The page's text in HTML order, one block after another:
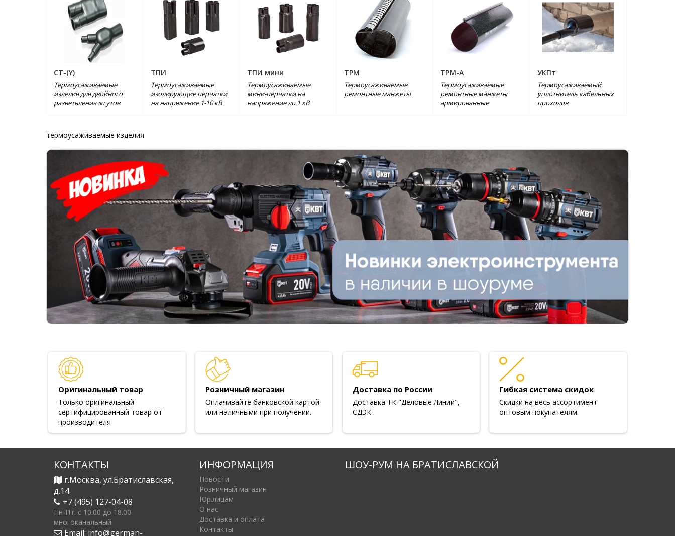
СТ-(Y)
Термоусаживаемые
изделия для двойного
разветвления жгутов
ТПИ
Термоусаживаемые
изолирующие перчатки
на напряжение 1-10 кВ
ТПИ мини
Термоусаживаемые
мини-перчатки на
напряжение до 1 кВ
ТРМ
Термоусаживаемые
ремонтные манжеты
ТРМ-А
Термоусаживаемые
ремонтные манжеты
армированные
УКПт
Термоусаживаемый
уплотнитель кабельных
проходов
термоусаживаемые изделия
Оригинальный товар
Только оригинальный
сертифицированный товар от
производителя
Розничный магазин
Оплачивайте банковской картой
или наличными при получении.
Доставка по России
Доставка ТК "Деловые Линии",
СДЭК
Гибкая система скидок
Скидки на весь ассортимент
оптовым покупателям.
КОНТАКТЫ
г.Москва, ул.Братиславская,
д.14
+7 (495) 127-04-08
Пн-Пт: c 10.00 до 18.00
многоканальный
Email: info@german-
ИНФОРМАЦИЯ
Новости
Розничный магазин
Юр.лицам
О нас
Доставка и оплата
Контакты
ШОУ-РУМ НА БРАТИСЛАВСКОЙ